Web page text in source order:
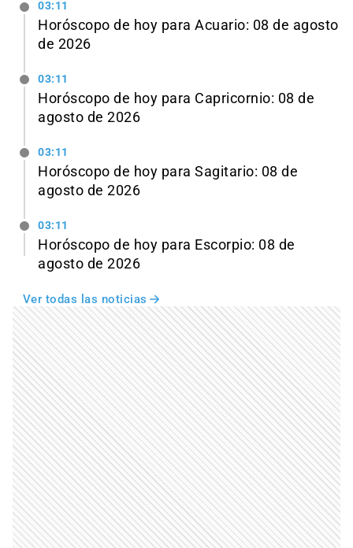
03:11
Horóscopo de hoy para Acuario: 08 de agosto
de 2026
03:11
Horóscopo de hoy para Capricornio: 08 de
agosto de 2026
03:11
Horóscopo de hoy para Sagitario: 08 de
agosto de 2026
03:11
Horóscopo de hoy para Escorpio: 08 de
agosto de 2026
Ver todas las noticias